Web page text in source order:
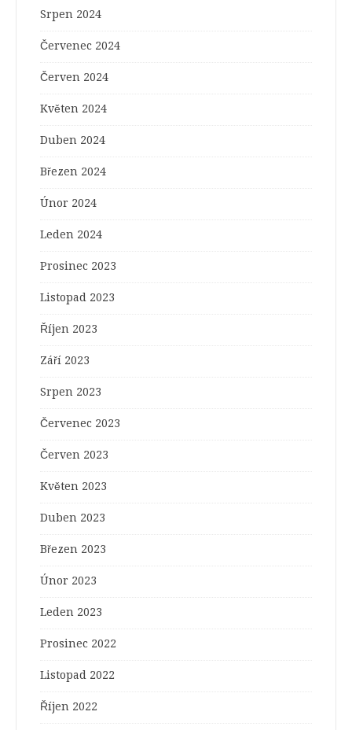
Srpen 2024
Červenec 2024
Červen 2024
Květen 2024
Duben 2024
Březen 2024
Únor 2024
Leden 2024
Prosinec 2023
Listopad 2023
Říjen 2023
Září 2023
Srpen 2023
Červenec 2023
Červen 2023
Květen 2023
Duben 2023
Březen 2023
Únor 2023
Leden 2023
Prosinec 2022
Listopad 2022
Říjen 2022